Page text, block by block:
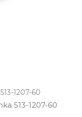
1207-60
513­-1207­-60